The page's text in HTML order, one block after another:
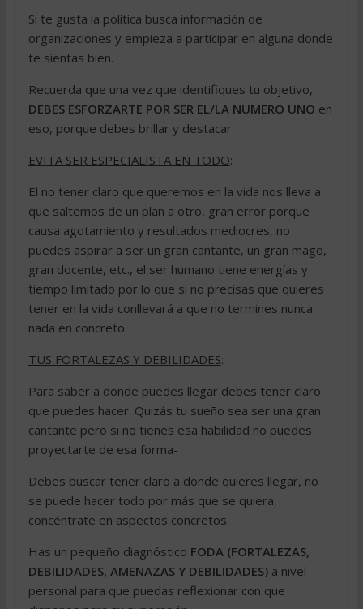
Si te gusta la política busca información de
organizaciones y empieza a participar en alguna donde
te sientas bien.
Recuerda que una vez que identifiques tu objetivo,
DEBES ESFORZARTE POR SER EL/LA NUMERO UNO en
eso, porque debes brillar y destacar.
EVITA SER ESPECIALISTA EN TODO:
El no tener claro que queremos en la vida nos lleva a
que saltemos de un plan a otro, gran error porque
causa agotamiento y resultados mediocres, no
puedes aspirar a ser un gran cantante, un gran mago,
gran docente, etc., el ser humano tiene energías y
tiempo limitado por lo que si no precisas que quieres
tener en la vida conllevará a que no termines nunca
nada en concreto.
TUS FORTALEZAS Y DEBILIDADES:
Para saber a donde puedes llegar debes tener claro
que puedes hacer. Quizás tu sueño sea ser una gran
cantante pero si no tienes esa habilidad no puedes
proyectarte de esa forma-
Debes buscar tener claro a donde quieres llegar, no
se puede hacer todo por más que se quiera,
concéntrate en aspectos concretos.
Has un pequeño diagnóstico FODA (FORTALEZAS,
DEBILIDADES, AMENAZAS Y DEBILIDADES)a nivel
personal para que puedas reflexionar con que